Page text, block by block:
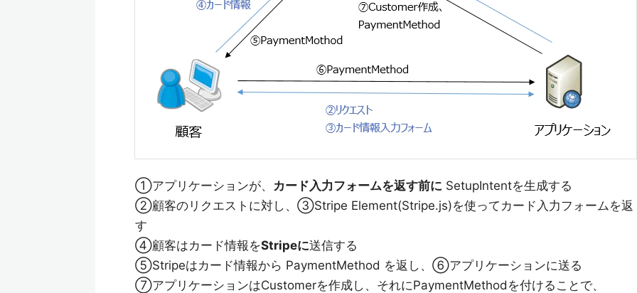
①アプリケーションが、 カード入力フォームを返す前に SetupIntentを生成する
②顧客のリクエストに対し、③Stripe Element(Stripe.js)を使ってカード入力フォームを返
す
④顧客はカード情報をStripeに送信する
⑤Stripeはカード情報から PaymentMethod を返し、⑥アプリケーションに送る
⑦アプリケーションはCustomerを作成し、それにPaymentMethodを付けることで、